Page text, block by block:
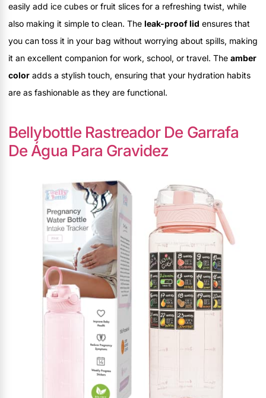
easily add ice cubes or fruit slices for a refreshing twist, while
also making it simple to clean. The leak-proof lid ensures that
you can toss it in your bag without worrying about spills, making
it an excellent companion for work, school, or travel. The amber
color adds a stylish touch, ensuring that your hydration habits
are as fashionable as they are functional.
Bellybottle Rastreador De Garrafa
De Água Para Gravidez